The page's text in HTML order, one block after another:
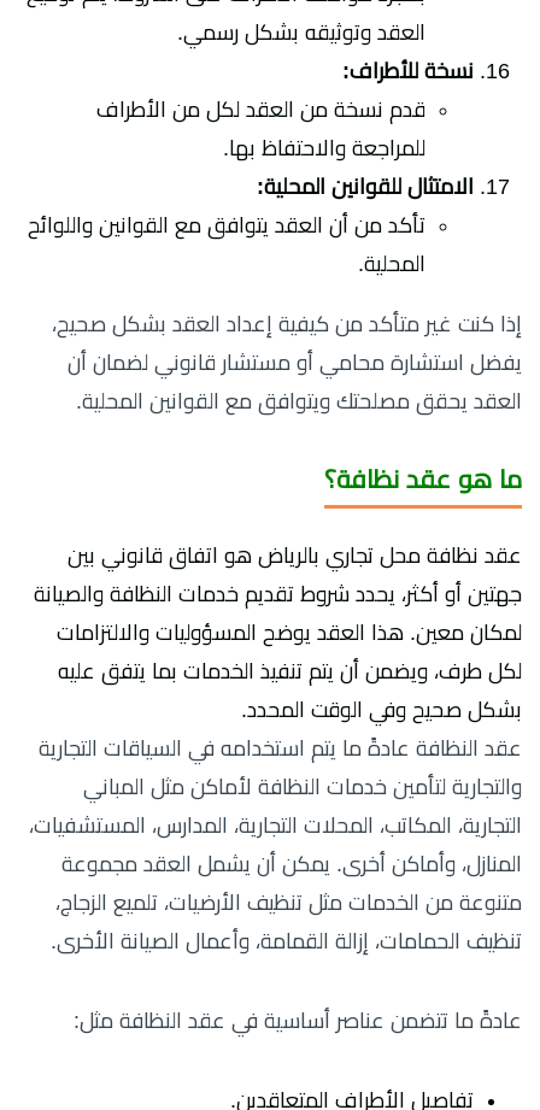
العقد وتوثيقه بشكل رسمي.
نسخة للأطراف:
قدم نسخة من العقد لكل من الأطراف
للمراجعة والاحتفاظ بها.
الامتثال للقوانين المحلية:
تأكد من أن العقد يتوافق مع القوانين واللوائح
المحلية.
إذا كنت غير متأكد من كيفية إعداد العقد بشكل صحيح،
يفضل استشارة محامي أو مستشار قانوني لضمان أن
العقد يحقق مصلحتك ويتوافق مع القوانين المحلية.
ما هو عقد نظافة؟
عقد نظافة محل تجاري بالرياض هو اتفاق قانوني بين
جهتين أو أكثر، يحدد شروط تقديم خدمات النظافة والصيانة
لمكان معين. هذا العقد يوضح المسؤوليات والالتزامات
لكل طرف، ويضمن أن يتم تنفيذ الخدمات بما يتفق عليه
بشكل صحيح وفي الوقت المحدد.
عقد النظافة عادةً ما يتم استخدامه في السياقات التجارية
والتجارية لتأمين خدمات النظافة لأماكن مثل المباني
التجارية، المكاتب، المحلات التجارية، المدارس، المستشفيات،
المنازل، وأماكن أخرى. يمكن أن يشمل العقد مجموعة
متنوعة من الخدمات مثل تنظيف الأرضيات، تلميع الزجاج،
تنظيف الحمامات، إزالة القمامة، وأعمال الصيانة الأخرى.
عادةً ما تتضمن عناصر أساسية في عقد النظافة مثل:
تفاصيل الأطراف المتعاقدين.